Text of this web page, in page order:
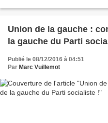
Union de la gauche :
la gauche du Parti
Publié le 08/12/2016 à 04:51
Par Marc Vuillemot